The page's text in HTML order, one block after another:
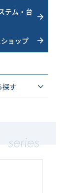
テム・台
ョップ
探す